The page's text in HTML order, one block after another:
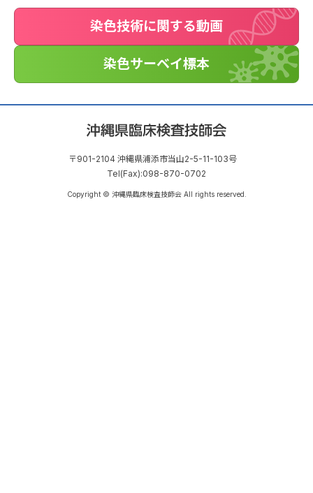
染色技術に関する動画
染色サーベイ標本
〒901-2104 沖縄県浦添市当山2-5-11-103号
Tel(Fax):098-870-0702
Copyright © 沖縄県臨床検査技師会 All rights reserved.